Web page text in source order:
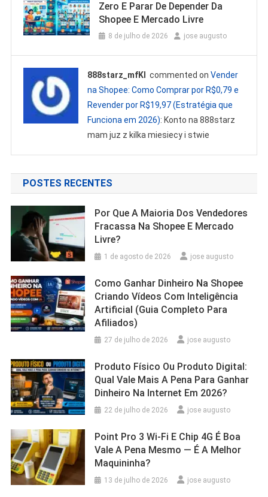
Zero E Parar De Depender Da
Shopee E Mercado Livre
8 de julho de 2026 jose augusto
888starz_mfKl commented onVender
na Shopee: Como Comprar por R$0,79 e
Revender por R$19,97 (Estratégia que
Funciona em 2026): Konto na 888starz
mam juz z kilka miesiecy i stwie
POSTES RECENTES
Por Que A Maioria Dos Vendedores
Fracassa Na Shopee E Mercado
Livre?
1 de agosto de 2026 jose augusto
Como Ganhar Dinheiro Na Shopee
Criando Vídeos Com Inteligência
Artificial (Guia Completo Para
Afiliados)
27 de julho de 2026 jose augusto
Produto Físico Ou Produto Digital:
Qual Vale Mais A Pena Para Ganhar
Dinheiro Na Internet Em 2026?
22 de julho de 2026 jose augusto
Point Pro 3 Wi‑Fi E Chip 4G É Boa
Vale A Pena Mesmo — É A Melhor
Maquininha?
13 de julho de 2026 jose augusto